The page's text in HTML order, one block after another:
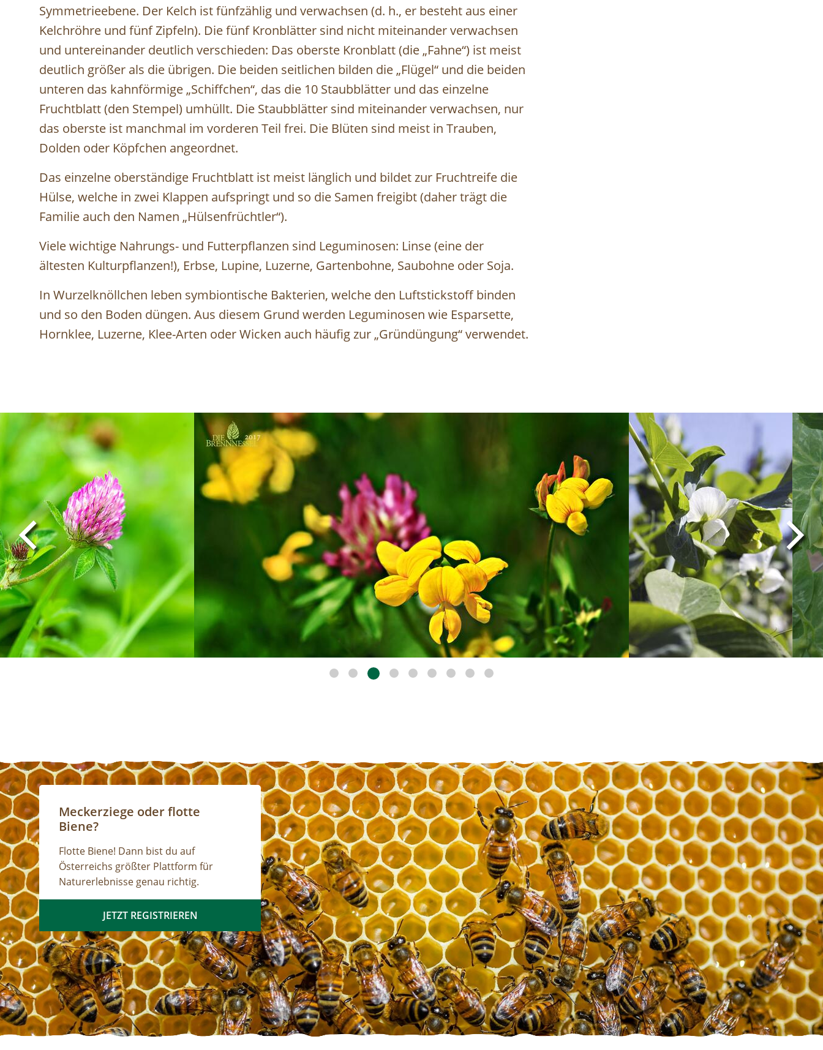
Symmetrieebene. Der Kelch ist fünfzählig und verwachsen (d. h., er besteht aus einer
Kelchröhre und fünf Zipfeln). Die fünf Kronblätter sind nicht miteinander verwachsen
und untereinander deutlich verschieden: Das oberste Kronblatt (die „Fahne“) ist meist
deutlich größer als die übrigen. Die beiden seitlichen bilden die „Flügel“ und die beiden
unteren das kahnförmige „Schiffchen“, das die 10 Staubblätter und das einzelne
Fruchtblatt (den Stempel) umhüllt. Die Staubblätter sind miteinander verwachsen, nur
das oberste ist manchmal im vorderen Teil frei. Die Blüten sind meist in Trauben,
Dolden oder Köpfchen angeordnet.
Das einzelne oberständige Fruchtblatt ist meist länglich und bildet zur Fruchtreife die
Hülse, welche in zwei Klappen aufspringt und so die Samen freigibt (daher trägt die
Familie auch den Namen „Hülsenfrüchtler“).
Viele wichtige Nahrungs- und Futterpflanzen sind Leguminosen: Linse (eine der
ältesten Kulturpflanzen!), Erbse, Lupine, Luzerne, Gartenbohne, Saubohne oder Soja.
In Wurzelknöllchen leben symbiontische Bakterien, welche den Luftstickstoff binden
und so den Boden düngen. Aus diesem Grund werden Leguminosen wie Esparsette,
Hornklee, Luzerne, Klee-Arten oder Wicken auch häufig zur „Gründüngung“ verwendet.
Image Image
Meckerziege oder flotte
Biene?
Flotte Biene! Dann bist du auf
Österreichs größter Plattform für
Naturerlebnisse genau richtig.
JETZT REGISTRIEREN